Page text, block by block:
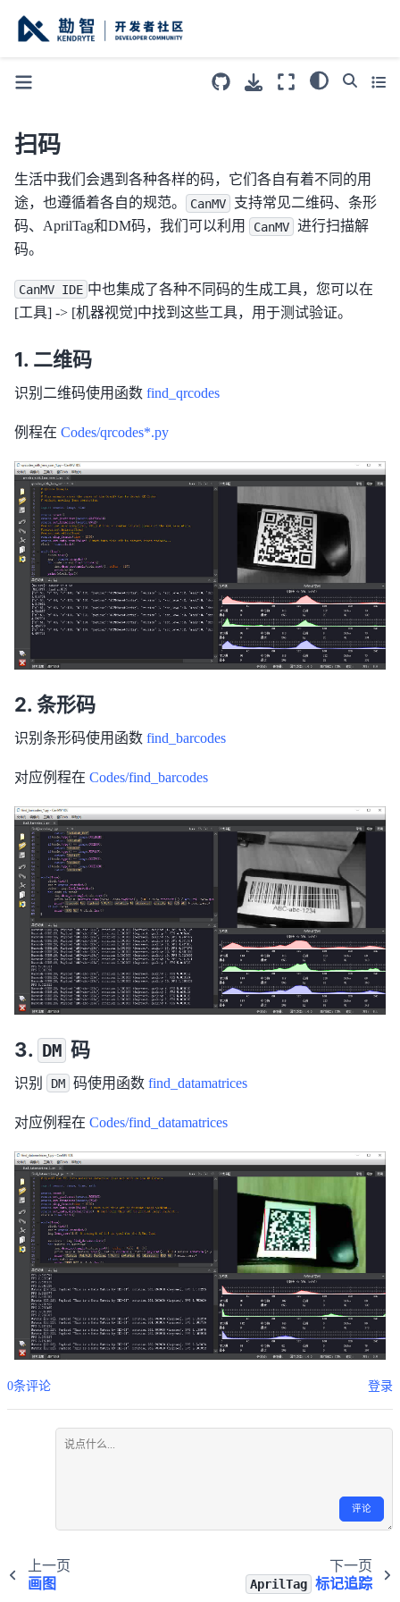
扫码
生活中我们会遇到各种各样的码，它们各自有着不同的用
途，也遵循着各自的规范。
CanMV
支持常见二维码、条形
码、AprilTag和DM码，我们可以利用
CanMV 进行扫描解
码。
CanMV IDE 中也集成了各种不同码的生成工具，您可以在
[工具] -> [机器视觉]中找到这些工具，用于测试验证。
二维码
识别二维码使用函数 find_qrcodes
例程在 Codes/qrcodes*.py
条形码
识别条形码使用函数 find_barcodes
对应例程在 Codes/find_barcodes
DM 码
识别 DM 码使用函数 find_datamatrices
对应例程在 Codes/find_datamatrices
0条评论 登录
评论
上一页
画图
下一页
AprilTag 标记追踪